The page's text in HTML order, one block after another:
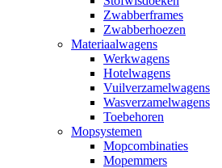
Zwabberframes
Zwabberhoezen
Materiaalwagens
Werkwagens
Hotelwagens
Vuilverzamelwagens
Wasverzamelwagens
Toebehoren
Mopsystemen
Mopcombinaties
Mopemmers